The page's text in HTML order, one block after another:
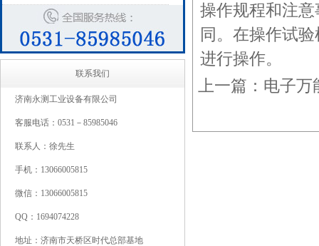
联系我们
济南永测工业设备有限公司
客服电话：0531－85985046
联系人：徐先生
手机：13066005815
微信：13066005815
QQ：1694074228
地址：济南市天桥区时代总部基地
操作规程和注
同。在操作试
进行操作。
上一篇： 电子万